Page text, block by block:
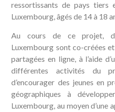
ressortissants de pays tiers
Luxembourg, âgés de 14 à 18
Au cours de ce projet,
Luxembourg sont co-créées
partagées en ligne, à l’aide
différentes activités du
d’encourager des jeunes en
géographiques à
Luxembourg, au moyen d’une